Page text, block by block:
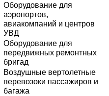
Оборудование для
аэропортов,
авиакомпаний и центров
УВД
Оборудование для
передвижных ремонтных
бригад
Воздушные вертолетные
перевозоки пассажиров и
багажа